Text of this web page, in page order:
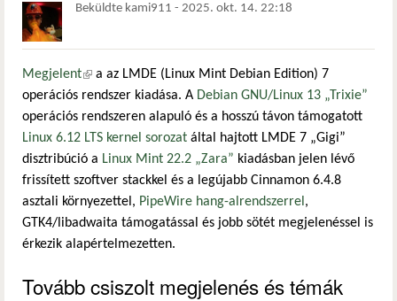
Beküldte kami911 - 2025. okt. 14. 22:18
Megjelent(külső hivatkozás)
a az LMDE (Linux Mint Debian Edition) 7
operációs rendszer kiadása. A Debian GNU/Linux 13 „Trixie”
operációs rendszeren alapuló és a hosszú távon támogatott
Linux 6.12 LTS kernel sorozat által hajtott LMDE 7 „Gigi”
disztribúció a Linux Mint 22.2 „Zara” kiadásban jelen lévő
frissített szoftver stackkel és a legújabb Cinnamon 6.4.8
asztali környezettel, PipeWire hang-alrendszerrel ,
GTK4/libadwaita támogatással és jobb sötét megjelenéssel is
érkezik alapértelmezetten.
Tovább csiszolt megjelenés és témák